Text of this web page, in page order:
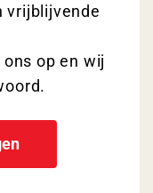
vrijblijvende
op en wij